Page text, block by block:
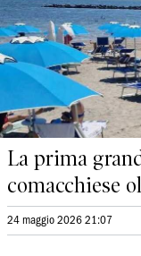
La prima
comacchiese
24 maggio 2026 21:07